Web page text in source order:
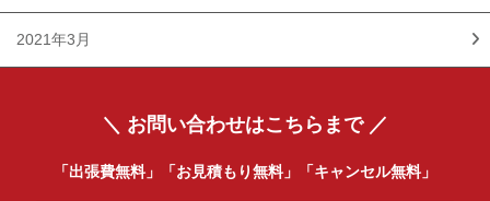
2021年3月
＼ お問い合わせはこちらまで ／
「出張費無料」「お見積もり無料」「キャンセル無料」